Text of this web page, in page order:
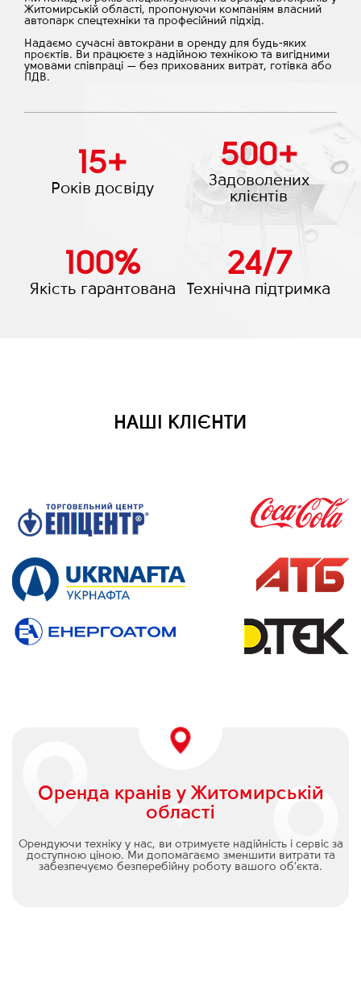
Житомирській області, пропонуючи компаніям власний
автопарк спецтехніки та професійний підхід.
Надаємо сучасні автокрани в оренду для будь-яких
проєктів. Ви працюєте з надійною технікою та вигідними
умовами співпраці — без прихованих витрат, готівка або
ПДВ.
15+
Років досвіду
500+
Задоволених
клієнтів
100%
Якість гарантована
24/7
Технічна підтримка
НАШІ КЛІЄНТИ
Оренда кранів у Житомирській
області
Орендуючи техніку у нас, ви отримуєте надійність і сервіс за
доступною ціною. Ми допомагаємо зменшити витрати та
забезпечуємо безперебійну роботу вашого об’єкта.